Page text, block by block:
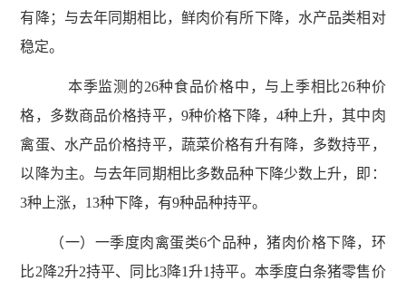
有降；与去年同期相比，鲜肉价有所下降，水产品类相对
稳定。
本季监测的26种食品价格中，与上季相比26种价
格，多数商品价格持平，9种价格下降，4种上升，其中肉
禽蛋、水产品价格持平，蔬菜价格有升有降，多数持平，
以降为主。与去年同期相比多数品种下降少数上升，即：
3种上涨，13种下降，有9种品种持平。
（一）一季度肉禽蛋类6个品种，猪肉价格下降，环
比2降2升2持平、同比3降1升1持平。本季度白条猪零售价